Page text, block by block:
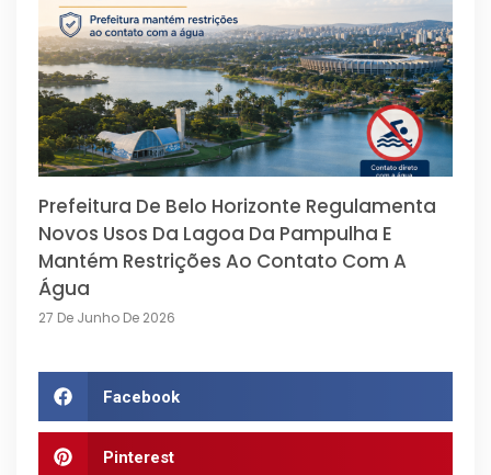
Prefeitura De Belo Horizonte Regulamenta
Novos Usos Da Lagoa Da Pampulha E
Mantém Restrições Ao Contato Com A
Água
27 De Junho De 2026
Facebook
Pinterest